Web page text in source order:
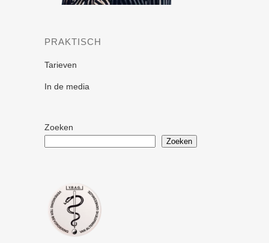
PRAKTISCH
Tarieven
In de media
Zoeken
Zoeken